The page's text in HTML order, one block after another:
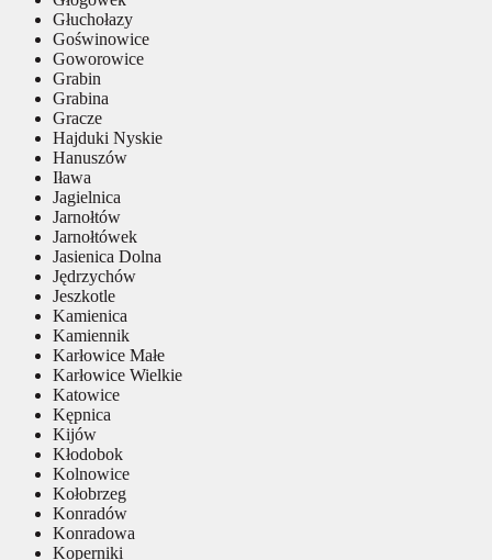
Głuchołazy
Goświnowice
Goworowice
Grabin
Grabina
Gracze
Hajduki Nyskie
Hanuszów
Iława
Jagielnica
Jarnołtów
Jarnołtówek
Jasienica Dolna
Jędrzychów
Jeszkotle
Kamienica
Kamiennik
Karłowice Małe
Karłowice Wielkie
Katowice
Kępnica
Kijów
Kłodobok
Kolnowice
Kołobrzeg
Konradów
Konradowa
Koperniki